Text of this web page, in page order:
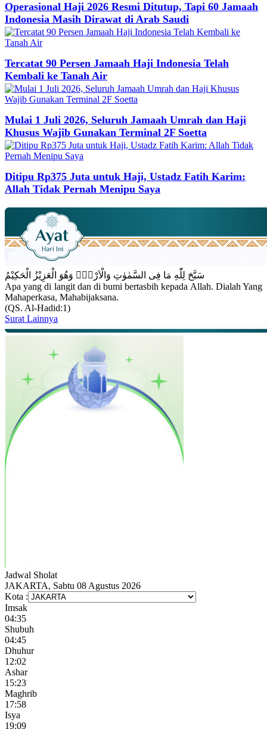
Operasional Haji 2026 Resmi Ditutup, Tapi 60 Jamaah
Indonesia Masih Dirawat di Arab Saudi
Tercatat 90 Persen Jamaah Haji Indonesia Telah
Kembali ke Tanah Air
Mulai 1 Juli 2026, Seluruh Jamaah Umrah dan Haji
Khusus Wajib Gunakan Terminal 2F Soetta
Ditipu Rp375 Juta untuk Haji, Ustadz Fatih Karim:
Allah Tidak Pernah Menipu Saya
سَبَّحَ لِلّٰهِ مَا فِى السَّمٰوٰتِ وَالْاَرْضِۚ وَهُوَ الْعَزِيْزُ الْحَكِيْمُ
Apa yang di langit dan di bumi bertasbih kepada Allah. Dialah Yang
Mahaperkasa, Mahabijaksana.
(QS. Al-Hadid:1)
Surat Lainnya
Jadwal Sholat
JAKARTA, Sabtu 08 Agustus 2026
Kota :
Imsak
04:35
Shubuh
04:45
Dhuhur
12:02
Ashar
15:23
Maghrib
17:58
Isya
19:09